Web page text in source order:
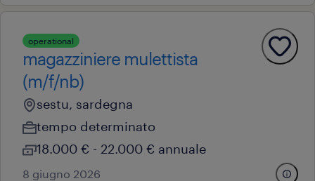
operational
magazziniere mulettista
(m/f/nb)
sestu, sardegna
tempo determinato
18.000 € - 22.000 € annuale
8 giugno 2026